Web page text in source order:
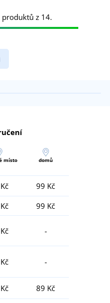
z 14.
místo domů
99 Kč
99 Kč
-
-
89 Kč